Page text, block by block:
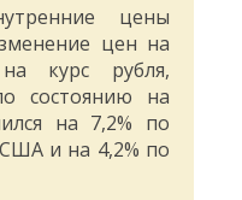
цены
цен на
курс рубля,
состоянию на
на 7,2% по
и на 4,2% по